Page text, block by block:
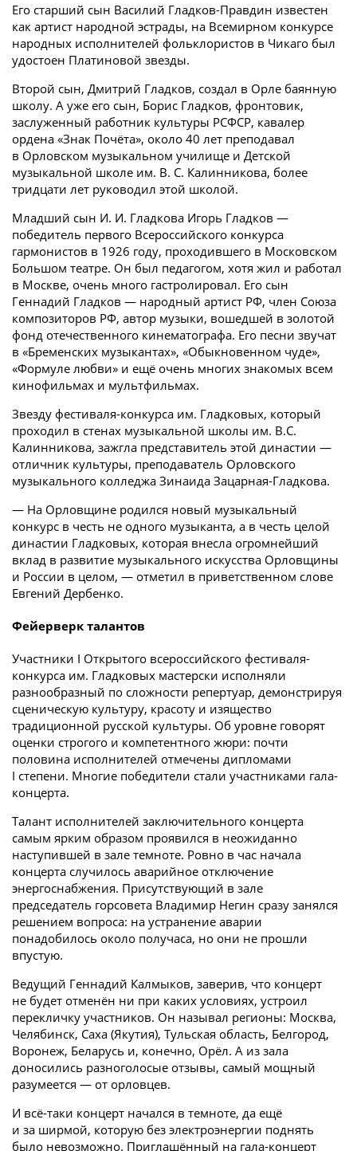
Его старший сын Василий Гладков-Правдин известен
как артист народной эстрады, на Всемирном конкурсе
народных исполнителей фольклористов в Чикаго был
удостоен Платиновой звезды.
Второй сын, Дмитрий Гладков, создал в Орле баянную
школу. А уже его сын, Борис Гладков, фронтовик,
заслуженный работник культуры РСФСР, кавалер
ордена «Знак Почёта», около 40 лет преподавал
в Орловском музыкальном училище и Детской
музыкальной школе им. В. С. Калинникова, более
тридцати лет руководил этой школой.
Младший сын И. И. Гладкова Игорь Гладков —
победитель первого Всероссийского конкурса
гармонистов в 1926 году, проходившего в Московском
Большом театре. Он был педагогом, хотя жил и работал
в Москве, очень много гастролировал. Его сын
Геннадий Гладков — народный артист РФ, член Союза
композиторов РФ, автор музыки, вошедшей в золотой
фонд отечественного кинематографа. Его песни звучат
в «Бременских музыкантах», «Обыкновенном чуде»,
«Формуле любви» и ещё очень многих знакомых всем
кинофильмах и мультфильмах.
Звезду фестиваля-конкурса им. Гладковых, который
проходил в стенах музыкальной школы им. В.С.
Калинникова, зажгла представитель этой династии —
отличник культуры, преподаватель Орловского
музыкального колледжа Зинаида Зацарная-Гладкова.
— На Орловщине родился новый музыкальный
конкурс в честь не одного музыканта, а в честь целой
династии Гладковых, которая внесла огромнейший
вклад в развитие музыкального искусства Орловщины
и России в целом, — отметил в приветственном слове
Евгений Дербенко.
Фейерверк талантов
Участники I Открытого всероссийского фестиваля-
конкурса им. Гладковых мастерски исполняли
разнообразный по сложности репертуар, демонстрируя
сценическую культуру, красоту и изящество
традиционной русской культуры. Об уровне говорят
оценки строгого и компетентного жюри: почти
половина исполнителей отмечены дипломами
I степени. Многие победители стали участниками гала-
концерта.
Талант исполнителей заключительного концерта
самым ярким образом проявился в неожиданно
наступившей в зале темноте. Ровно в час начала
концерта случилось аварийное отключение
энергоснабжения. Присутствующий в зале
председатель горсовета Владимир Негин сразу занялся
решением вопроса: на устранение аварии
понадобилось около получаса, но они не прошли
впустую.
Ведущий Геннадий Калмыков, заверив, что концерт
не будет отменён ни при каких условиях, устроил
перекличку участников. Он называл регионы: Москва,
Челябинск, Саха (Якутия), Тульская область, Белгород,
Воронеж, Беларусь и, конечно, Орёл. А из зала
доносились разноголосые отзывы, самый мощный
разумеется — от орловцев.
И всё-таки концерт начался в темноте, да ещё
и за ширмой, которую без электроэнергии поднять
было невозможно. Приглашённый на гала-концерт